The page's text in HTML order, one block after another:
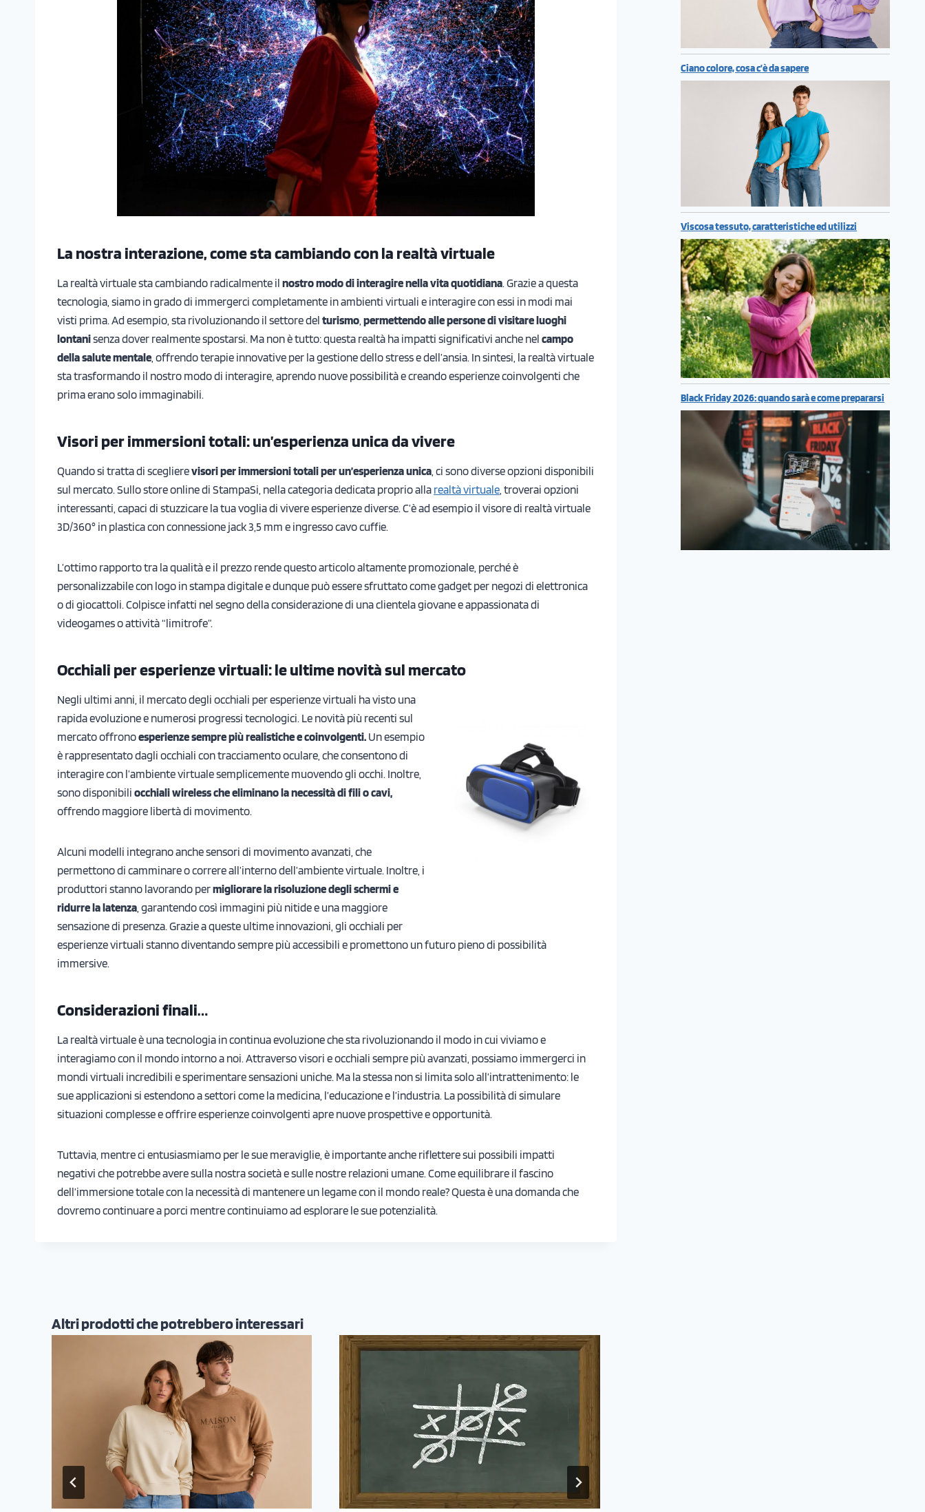
La nostra interazione, come sta cambiando con la realtà virtuale
La realtà virtuale sta cambiando radicalmente il nostro modo di interagire nella vita quotidiana. Grazie a questa
tecnologia, siamo in grado di immergerci completamente in ambienti virtuali e interagire con essi in modi mai
visti prima. Ad esempio, sta rivoluzionando il settore del turismo permettendo alle persone di visitare luoghi
lontanisenza dover realmente spostarsi. Ma non è tutto: questa realtà ha impatti significativi anche nel campo
della salute mentale , offrendo terapie innovative per la gestione dello stress e dell’ansia. In sintesi, la realtà virtuale
sta trasformando il nostro modo di interagire, aprendo nuove possibilità e creando esperienze coinvolgenti che
prima erano solo immaginabili.
Visori per immersioni totali: un’esperienza unicada vivere
Quando si tratta di sceglierevisori per immersioni totali per un’esperienza unica , ci sono diverse opzioni disponibili
sul mercato. Sullo store online di StampaSi, nella categoria dedicata proprio alla realtà virtuale , troverai opzioni
interessanti, capaci di stuzzicare la tua voglia di vivere esperienze diverse. C’è ad esempio il visore di realtà virtuale
3D/360° in plastica con connessione jack 3,5 mm e ingresso cavo cuffie.
L’ottimo rapporto tra la qualità e il prezzo rende questo articolo altamente promozionale, perché è
personalizzabile con logo in stampa digitale e dunque può essere sfruttato come gadget per negozi di elettronica
o di giocattoli. Colpisce infatti nel segno della considerazione di una clientela giovane e appassionata di
videogames o attività “limitrofe”.
Occhiali per esperienze virtuali: le ultime novità sul mercato
Negli ultimi anni, il mercato degli occhiali per esperienze virtuali ha visto una
rapida evoluzione e numerosi progressi tecnologici. Le novità più recenti sul
mercato offronoesperienze sempre più realistiche e coinvolgenti. Un esempio
è rappresentato dagli occhiali con tracciamento oculare, che consentono di
interagire con l’ambiente virtuale semplicemente muovendo gli occhi. Inoltre,
sono disponibili occhiali wireless che eliminano la necessità di fili o cavi,
offrendo maggiore libertà di movimento.
Alcuni modelli integrano anche sensori di movimento avanzati, che
permettono di camminare o correre all’interno dell’ambiente virtuale. Inoltre, i
produttori stanno lavorando permigliorare la risoluzione degli schermi e
ridurre la latenza , garantendo così immagini più nitide e una maggiore
sensazione di presenza. Grazie a queste ultime innovazioni, gli occhiali per
esperienze virtuali stanno diventando sempre più accessibili e promettono un futuro pieno di possibilità
immersive.
Considerazioni finali…
La realtà virtuale è una tecnologia in continua evoluzione che sta rivoluzionando il modo in cui viviamo e
interagiamo con il mondo intorno a noi. Attraverso visori e occhiali sempre più avanzati, possiamo immergerci in
mondi virtuali incredibili e sperimentare sensazioni uniche. Ma la stessa non si limita solo all’intrattenimento: le
sue applicazioni si estendono a settori come la medicina, l’educazione e l’industria. La possibilità di simulare
situazioni complesse e offrire esperienze coinvolgenti apre nuove prospettive e opportunità.
Tuttavia, mentre ci entusiasmiamo per le sue meraviglie, è importante anche riflettere sui possibili impatti
negativi che potrebbe avere sulla nostra società e sulle nostre relazioni umane. Come equilibrare il fascino
dell’immersione totale con la necessità di mantenere un legame con il mondo reale? Questa è una domanda che
dovremo continuare a porci mentre continuiamo ad esplorare le sue potenzialità.
Altri prodotti che potrebbero interessari
Ciano colore, cosa c’è da sapere
Viscosa tessuto, caratteristiche ed utilizzi
Black Friday 2026: quando sarà e come prepararsi